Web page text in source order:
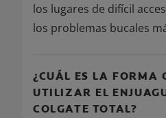
los lugares de difícil
los problemas bucales
¿CUÁL ES LA FORMA
UTILIZAR EL
COLGATE TOTAL?